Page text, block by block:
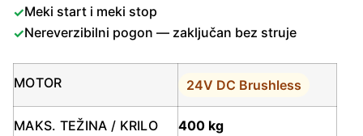
Meki start i meki stop
Nereverzibilni pogon — zaključan bez struje
MOTOR 24V DC Brushless
MAKS. TEŽINA / KRILO 400 kg